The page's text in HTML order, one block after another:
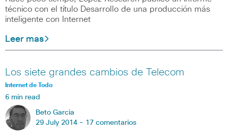
técnico con el título Desarrollo de una producción más
inteligente con Internet
Leer mas
Los siete grandes cambios de Telecom
Internet de Todo
6 min read
Beto Garcia
29 July 2014 - 17 comentarios